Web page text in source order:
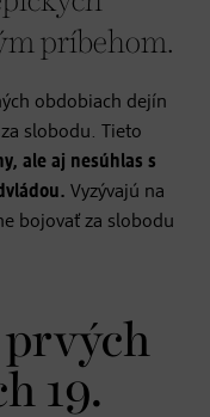
príbehom.
obdobiach dejín
slobodu. Tieto
ale aj nesúhlas s
Vyzývajú na
bojovať za slobodu
prvých
19.